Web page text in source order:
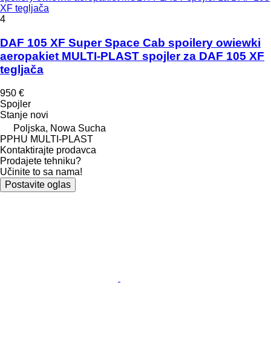
XF tegljača
4
DAF 105 XF Super Space Cab spoilery owiewki
aeropakiet MULTI-PLAST spojler za DAF 105 XF
tegljača
950 €
Spojler
Stanje novi
Poljska, Nowa Sucha
PPHU MULTI-PLAST
Kontaktirajte prodavca
Prodajete tehniku?
Učinite to sa nama!
Postavite oglas